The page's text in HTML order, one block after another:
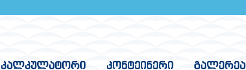
ᲙᲐᲚᲙᲣᲚᲐᲢᲝᲠᲘ ᲙᲝᲜᲢᲔᲘᲜᲔᲠᲘ ᲒᲐᲚᲔᲠᲔᲐ